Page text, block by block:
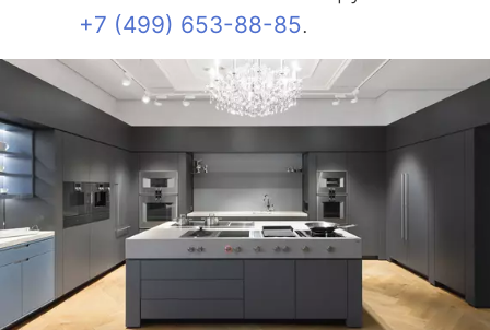
+7 (499) 653-88-85.